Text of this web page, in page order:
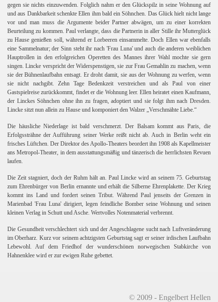
gegen sie nichts einzuwenden. Folglich nahm er den Glückspilz in seine Wohnung auf
und aus Dankbarkeit schenkte Ellen ihm bald ein Söhnchen. Das Glück hielt nicht lange
vor und man muss die Argumente beider Partner abwägen, um zu einer korrekten
Beurteilung zu kommen. Paul verlangte, dass die Partnerin in aller Stille ihr Mutterglück
zu Hause genießen soll, während er Lorbeeren einsammelte. Doch Ellen war ebenfalls
eine Sammelnatur; der Sinn steht ihr nach 'Frau Luna' und auch die anderen weiblichen
Hauptrollen in den erfolgreichen Operetten des Mannes ihrer Wahl mochte sie gern
singen. Lincke verspricht der Widerspenstigen, sie zur Frau Gemahlin zu machen, wenn
sie der Bühnenlaufbahn entsagt. Er droht damit, sie aus der Wohnung zu werfen, wenn
sie nicht nachgibt. Zehn Tage Bedenkzeit verstreichen und als Paul von einer
Gastspielreise zurückkommt, findet er die Wohnung leer. Ellen heiratet einen Kaufmann,
der Linckes Söhnchen ohne ihn zu fragen, adoptiert und sie folgt ihm nach Dresden.
Lincke sitzt nun allein zu Hause und komponiert den Walzer „Verschmähte Liebe.“
Die häusliche Niederlage ist bald verschmerzt. Der Balsam kommt aus Paris, die
Erfolgssträhne der Aufführung seiner Werke reißt nicht ab. Auch in Berlin weht ein
frisches Lüftchen. Der Direktor des Apollo-Theaters beordert ihn 1908 als Kapellmeister
ans Metropol-Theater, in dem ausstattungsmäßig und tänzerisch die herrlichsten Revuen
laufen.
Die Zeit stagniert, doch der Ruhm hält an. Paul Lincke wird an seinem 75. Geburtstag
zum Ehrenbürger von Berlin ernannte und erhält die Silberne Ehrenplakette. Der Krieg
kommt ins Land und fordert seinen Tribut. Während Paul jenseits der Grenzen in
Marienbad 'Frau Luna' dirigiert, legen feindliche Bomber seine Wohnung und seinen
kleinen Verlag in Schutt und Asche. Wertvolles Notenmaterial verbrennt.
Die Gesundheit verschlechtert sich und der Angeschlagene sucht nach Luftveränderung
im Oberharz. Kurz vor seinem achtzigsten Geburtstag sagt er seiner irdischen Laufbahn
Lebewohl. Auf dem Friedhof der wunderschönen norwegischen Stabkirche von
Hahnenklee wird er zur ewigen Ruhe gebettet.
© 2009 - Engelbert Hellen